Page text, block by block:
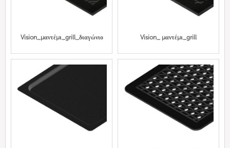
Vision_μαντέμι_grill_διαγώνιο Vision_ μαντέμι_grill